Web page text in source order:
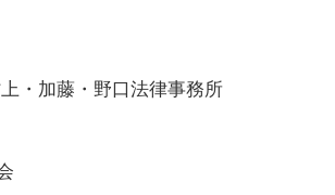
・加藤・野口法律事務所